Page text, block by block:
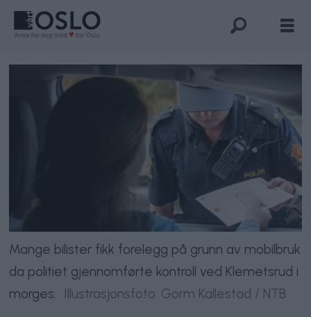
Mange bilister fikk forelegg på grunn av mobilbruk
da politiet gjennomførte kontroll ved Klemetsrud i
morges.
Illustrasjonsfoto: Gorm Kallestad / NTB